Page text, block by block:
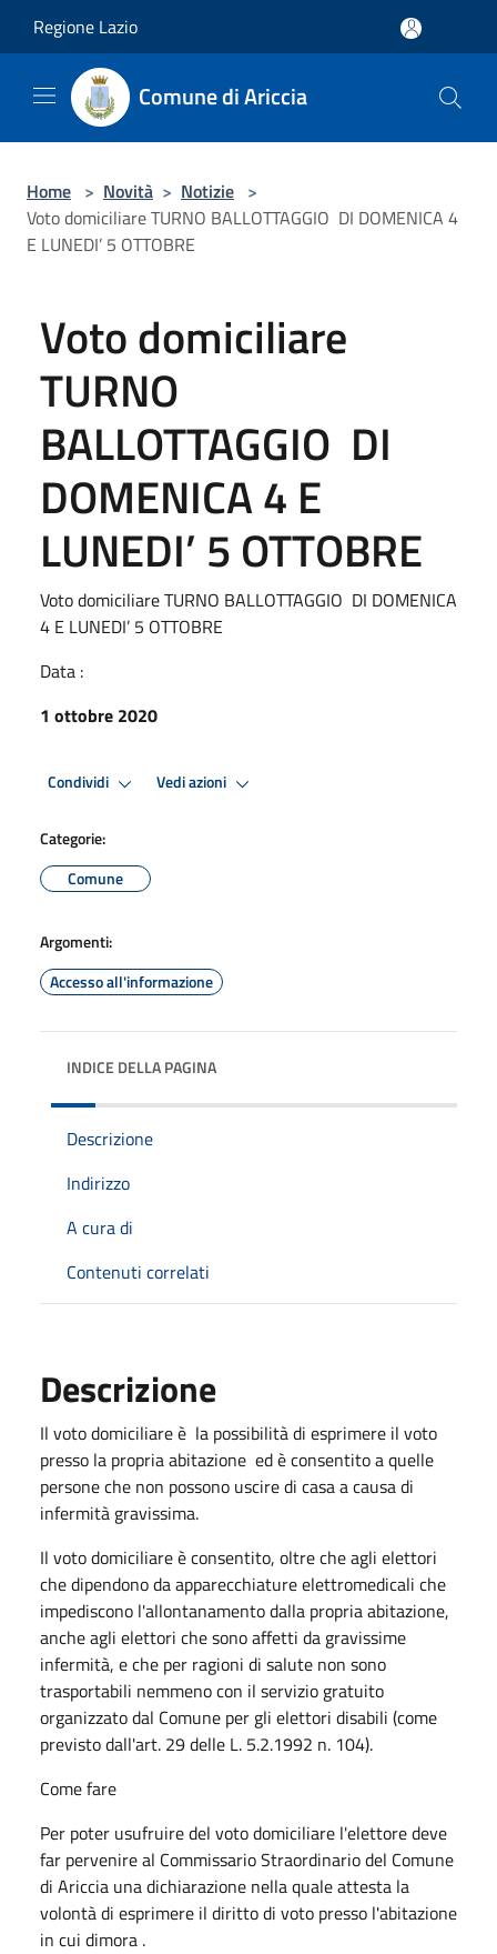
Regione Lazio
Comune di Ariccia
Home > Novità > Notizie >
Voto domiciliare TURNO BALLOTTAGGIO DI DOMENICA 4
E LUNEDI’ 5 OTTOBRE
Voto domiciliare
TURNO
BALLOTTAGGIO DI
DOMENICA 4 E
LUNEDI’ 5 OTTOBRE
Voto domiciliare TURNO BALLOTTAGGIO DI DOMENICA
4 E LUNEDI’ 5 OTTOBRE
Data :
1 ottobre 2020
Condividi Vedi azioni
Categorie:
Comune
Argomenti:
Accesso all'informazione
INDICE DELLA PAGINA
Descrizione
Indirizzo
A cura di
Contenuti correlati
Descrizione
Il voto domiciliare è la possibilità di esprimere il voto
presso la propria abitazione ed è consentito a quelle
persone che non possono uscire di casa a causa di
infermità gravissima.
Il voto domiciliare è consentito, oltre che agli elettori
che dipendono da apparecchiature elettromedicali che
impediscono l'allontanamento dalla propria abitazione,
anche agli elettori che sono affetti da gravissime
infermità, e che per ragioni di salute non sono
trasportabili nemmeno con il servizio gratuito
organizzato dal Comune per gli elettori disabili (come
previsto dall'art. 29 delle L. 5.2.1992 n. 104).
Come fare
Per poter usufruire del voto domiciliare l'elettore deve
far pervenire al Commissario Straordinario del Comune
di Ariccia una dichiarazione nella quale attesta la
volontà di esprimere il diritto di voto presso l'abitazione
in cui dimora .